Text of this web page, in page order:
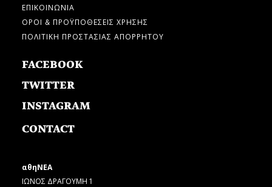
ΕΠΙΚΟΙΝΩΝΙΑ
ΟΡΟΙ & ΠΡΟΫΠΟΘΕΣΕΙΣ ΧΡΗΣΗΣ
ΠΟΛΙΤΙΚΗ ΠΡΟΣΤΑΣΙΑΣ ΑΠΟΡΡΗΤΟΥ
FACEBOOK
TWITTER
INSTAGRAM
CONTACT
αθηΝΕΑ
ΙΩΝΟΣ ΔΡΑΓΟΥΜΗ 1